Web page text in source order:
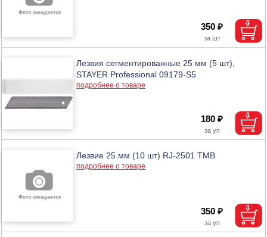
350 ₽
Лезвия сегментированные 25 мм (5 шт),
STAYER Professional 09179-S5
подробнее о товаре
180 ₽
Лезвие 25 мм (10 шт) RJ-2501 ТМВ
подробнее о товаре
350 ₽